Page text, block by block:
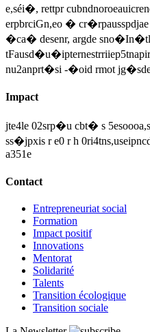
e,séi�, rettpr
erpbrciGn,eo � cr�rpausspdjae
�ca� desenr, argde sno�In�tl
nu2anprt�si -�oid rmot
Impact
jte4le 02srp�u cbt� s
ss�jpxis r e0 r h
a351e
Contact
Entrepreneuriat social
Formation
Impact positif
Innovations
Mentorat
Solidarité
Talents
Transition écologique
Transition sociale